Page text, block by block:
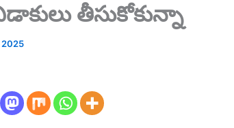
తీసుకోకున్నా
2025